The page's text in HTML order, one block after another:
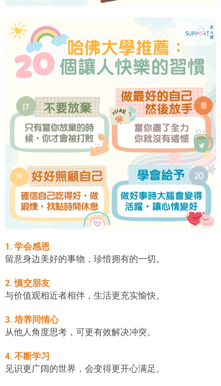
1. 学会感恩
留意身边美好的事物，珍惜拥有的一切。
2. 慎交朋友
与价值观相近者相伴，生活更充实愉快。
3. 培养同情心
从他人角度思考，可更有效解决冲突。
4. 不断学习
见识更广阔的世界，会变得更开心满足。